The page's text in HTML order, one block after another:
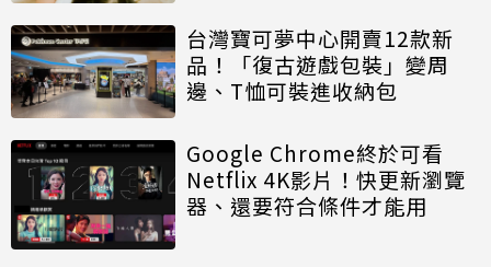
台灣寶可夢中心開賣12款新
品！「復古遊戲包裝」變周
邊、T恤可裝進收納包
Google Chrome終於可看
Netflix 4K影片！快更新瀏覽
器、還要符合條件才能用